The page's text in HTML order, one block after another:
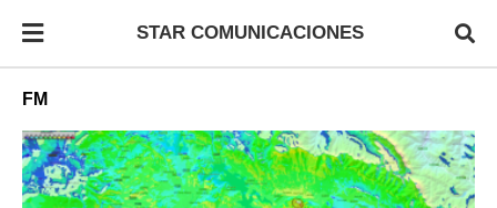
STAR COMUNICACIONES
FM